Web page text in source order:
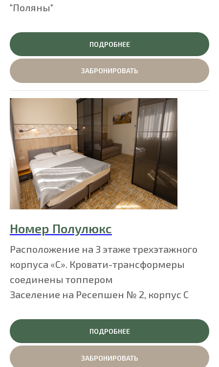
"Поляны"
ПОДРОБНЕЕ
ЗАБРОНИРОВАТЬ
Номер Полулюкс
Расположение на 3 этаже трехэтажного
корпуса «С». Кровати-трансформеры
соединены топпером
Заселение на Ресепшен № 2, корпус C
ПОДРОБНЕЕ
ЗАБРОНИРОВАТЬ